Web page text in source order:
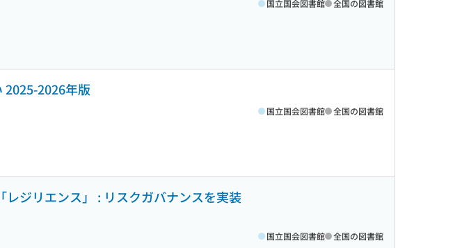
国立国会図書館 全国の図書館
2025-2026年版
国立国会図書館 全国の図書館
ジリエンス」 : リスクガバナンスを実装
国立国会図書館 全国の図書館